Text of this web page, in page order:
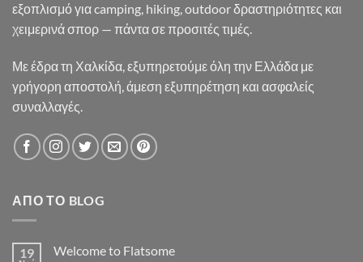
εξοπλισμό για camping, hiking, outdoor δραστηριότητες και
χειμερινά σπορ — πάντα σε προσιτές τιμές.
Με έδρα τη Χαλκίδα, εξυπηρετούμε όλη την Ελλάδα με
γρήγορη αποστολή, άμεση εξυπηρέτηση και ασφαλείς
συναλλαγές.
ΑΠΌ ΤΟ BLOG
19 Welcome to Flatsome